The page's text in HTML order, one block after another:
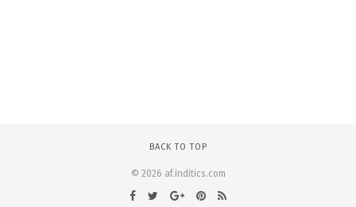
BACK TO TOP
© 2026 af.inditics.com